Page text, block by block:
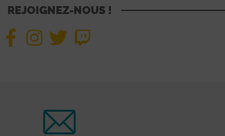
REJOIGNEZ-NOUS !